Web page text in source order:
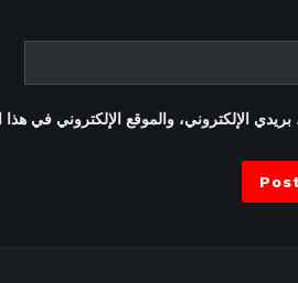
الإلكتروني، والموقع الإلكتروني في